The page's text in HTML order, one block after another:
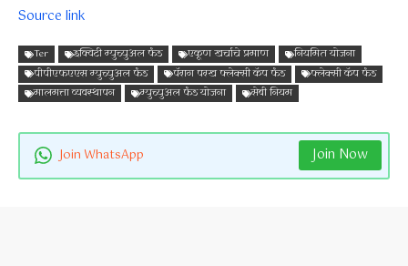
Source link
Ter इक्विटी म्युच्युअल फंड एकूण खर्चाचे प्रमाण
नियमित योजना
पीपीएफएएस म्युच्युअल फंड
पॅराग परख फ्लेक्सी कॅप फंड
फ्लेक्सी कॅप फंड
मालमत्ता व्यवस्थापन
म्युच्युअल फंड योजना सेबी नियम
Join WhatsApp Join Now